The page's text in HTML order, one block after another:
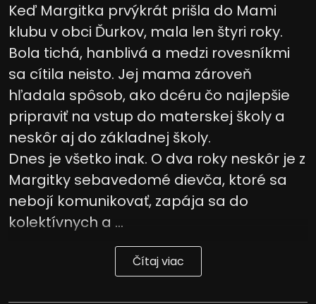
Keď Margitka prvýkrát prišla do Mami
klubu v obci Ďurkov, mala len štyri roky.
Bola tichá, hanblivá a medzi rovesníkmi
sa cítila neisto. Jej mama zároveň
hľadala spôsob, ako dcéru čo najlepšie
pripraviť na vstup do materskej školy a
neskôr aj do základnej školy.
Dnes je všetko inak. O dva roky neskôr je z
Margitky sebavedomé dievča, ktoré sa
nebojí komunikovať, zapája sa do
kolektívnych a ...
Čítaj viac